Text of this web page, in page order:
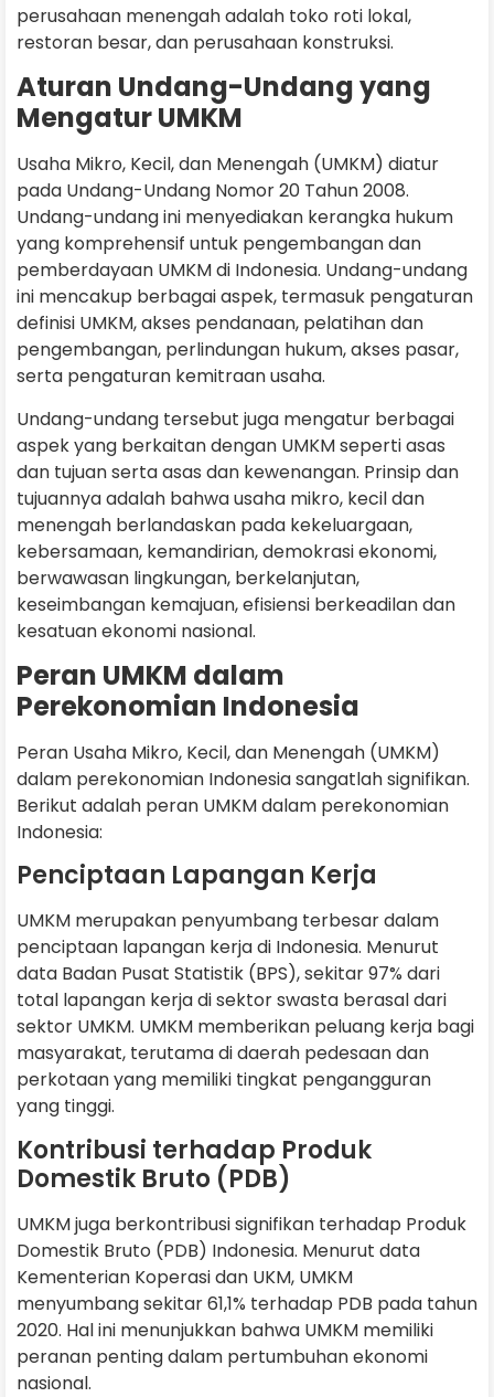
perusahaan menengah adalah toko roti lokal,
restoran besar, dan perusahaan konstruksi.
Aturan Undang-Undang yang
Mengatur UMKM
Usaha Mikro, Kecil, dan Menengah (UMKM) diatur
pada Undang-Undang Nomor 20 Tahun 2008.
Undang-undang ini menyediakan kerangka hukum
yang komprehensif untuk pengembangan dan
pemberdayaan UMKM di Indonesia. Undang-undang
ini mencakup berbagai aspek, termasuk pengaturan
definisi UMKM, akses pendanaan, pelatihan dan
pengembangan, perlindungan hukum, akses pasar,
serta pengaturan kemitraan usaha.
Undang-undang tersebut juga mengatur berbagai
aspek yang berkaitan dengan UMKM seperti asas
dan tujuan serta asas dan kewenangan. Prinsip dan
tujuannya adalah bahwa usaha mikro, kecil dan
menengah berlandaskan pada kekeluargaan,
kebersamaan, kemandirian, demokrasi ekonomi,
berwawasan lingkungan, berkelanjutan,
keseimbangan kemajuan, efisiensi berkeadilan dan
kesatuan ekonomi nasional.
Peran UMKM dalam
Perekonomian Indonesia
Peran Usaha Mikro, Kecil, dan Menengah (UMKM)
dalam perekonomian Indonesia sangatlah signifikan.
Berikut adalah peran UMKM dalam perekonomian
Indonesia:
Penciptaan Lapangan Kerja
UMKM merupakan penyumbang terbesar dalam
penciptaan lapangan kerja di Indonesia. Menurut
data Badan Pusat Statistik (BPS), sekitar 97% dari
total lapangan kerja di sektor swasta berasal dari
sektor UMKM. UMKM memberikan peluang kerja bagi
masyarakat, terutama di daerah pedesaan dan
perkotaan yang memiliki tingkat pengangguran
yang tinggi.
Kontribusi terhadap Produk
Domestik Bruto (PDB)
UMKM juga berkontribusi signifikan terhadap Produk
Domestik Bruto (PDB) Indonesia. Menurut data
Kementerian Koperasi dan UKM, UMKM
menyumbang sekitar 61,1% terhadap PDB pada tahun
2020. Hal ini menunjukkan bahwa UMKM memiliki
peranan penting dalam pertumbuhan ekonomi
nasional.